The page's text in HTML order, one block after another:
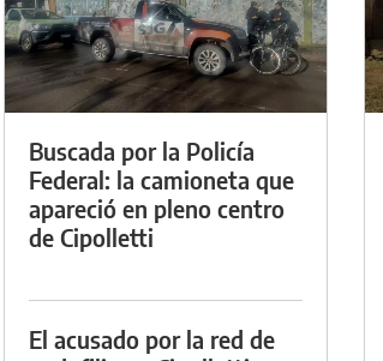
Buscada por la Policía
Federal: la camioneta que
apareció en pleno centro
de Cipolletti
El acusado por la red de